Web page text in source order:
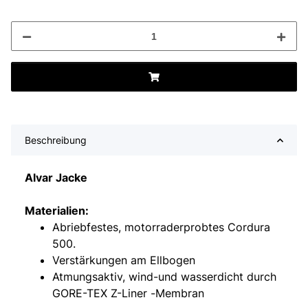
Beschreibung
Alvar Jacke
Materialien:
Abriebfestes, motorraderprobtes Cordura
500.
Verstärkungen am Ellbogen
Atmungsaktiv, wind-und wasserdicht durch
GORE-TEX Z-Liner -Membran